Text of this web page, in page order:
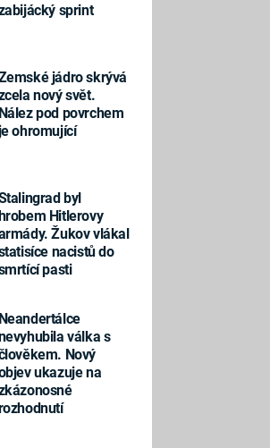
sprint
jádro skrývá
nový svět.
Nález pod povrchem
ohromující
byl
Hitlerovy
Žukov vlákal
nacistů do
pasti
Neandertálce
válka s
Nový
ukazuje na